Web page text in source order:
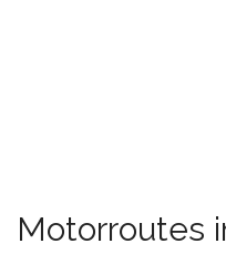
Motorroutes